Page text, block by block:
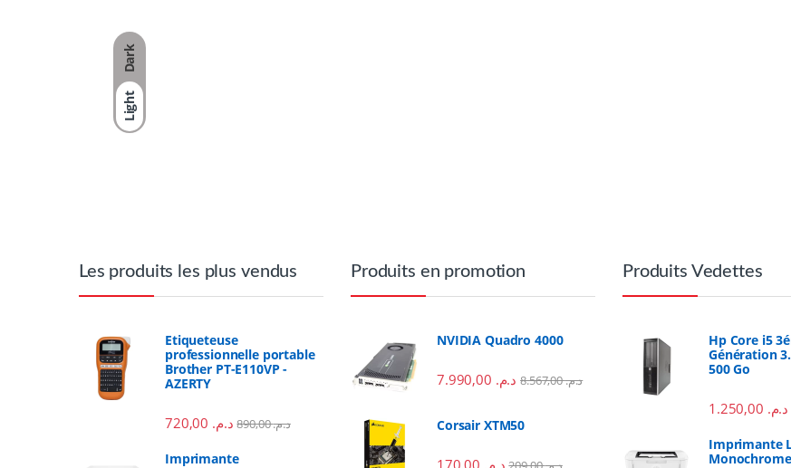
Dark
Light
Brands CarouselLes produits les plus vendus
Etiqueteuse
professionnelle portable
Brother PT-E110VP -
AZERTY
د.م. د.م.890,00
Imprimante
Produits en promotion
NVIDIA Quadro 4000
د.م. د.م.8.567,00
Corsair XTM50
د.م.
Produits Vedettes
Hp Core i5
Génération
500 Go
د.م.
Imprimante